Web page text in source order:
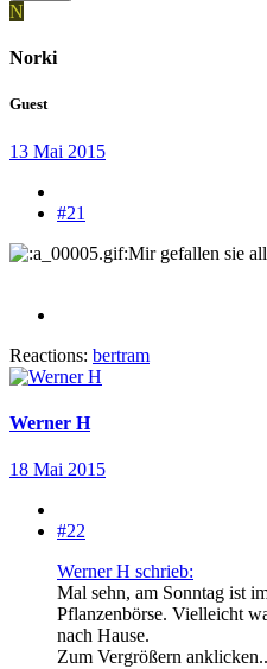
N
Norki
Guest
13 Mai 2015
#21
Mir gefallen sie
Reactions: bertram
Werner H
18 Mai 2015
#22
Werner H schrieb:
Mal sehn, am Sonntag ist
Pflanzenbörse. Vielleicht
nach Hause.
Zum Vergrößern